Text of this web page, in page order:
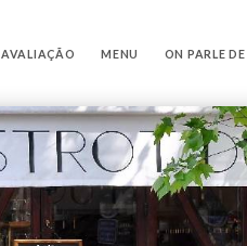
AVALIAÇÃO MENU ON PARLE